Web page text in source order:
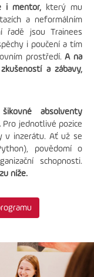
i mentor, který mu
a neformálním
řadě jsou Trainees
i poučení a tím
prostředí.A na
a zábavy,
šikovné absolventy
Pro jednotlivé pozice
v inzerátu. Ať už se
povědomí o
schopnosti.
níže.